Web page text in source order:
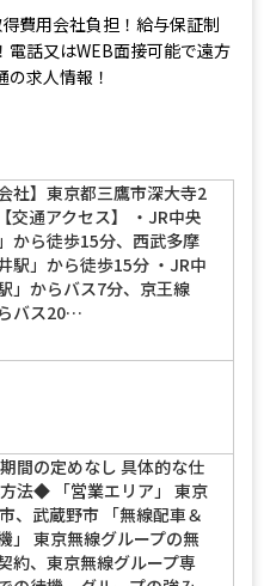
費用会社負担！給与保証制
電話又はWEB面接可能で遠方
求人情報！
社】東京都三鷹市深大寺2
交通アクセス】 ・JR中央
から徒歩15分、西武多摩
駅」から徒歩15分 ・JR中
」からバス7分、京王線
バス20…
期間の定めなし 具体的な仕
法◆ 「営業エリア」 東京
、武蔵野市 「無線配車＆
」 東京無線グループの無
約、東京無線グループ専